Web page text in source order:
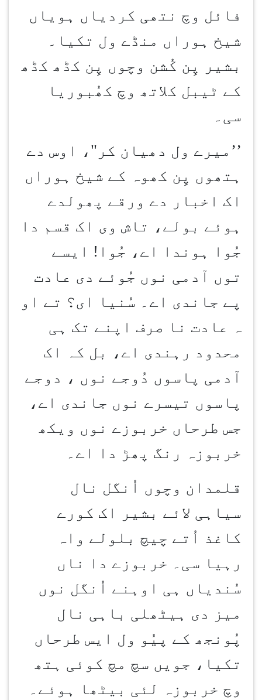
فائل وچ نتھی کردیاں ہویاں
شیخ ہوراں منڈے ول تکیا۔
بشیر پِن کُشن وچوں پِن کڈھ کڈھ
کے ٹیبل کلاتھ وچ کھُبوریا
سی۔
’’ میرے ول دھیان کر"، اوس دے
ہتھوں پِن کھوہ کے شیخ ہوراں
اک اخبار دے ورقے پھولدے
ہوئے بولے، تاش وی اک قسم دا
جُوا ہوندا اے، جُوا! ایسے
توں آدمی نوں جُوئے دی عادت
پے جاندی اے۔ سُنیا ای؟ تے او
ہ عادت نا صرف اپنے تک ہی
محدود رہندی اے، بل کہ اک
آدمی پاسوں دُوجے نوں ، دوجے
پاسوں تیسرے نوں جاندی اے،
جس طرحاں خربوزے نوں ویکھ
خربوزہ رنگ پھڑ دا اے۔
قلمدان وچوں اُنگل نال
سیاہی لائے بشیر اک کورے
کاغذ اُتے چیچ بلولے واہ
رہیا سی۔ خربوزے دا ناں
سُندیاں ہی اوہنے اُنگل نوں
میز دی ہیٹھلی باہی نال
پُونجھ کے پیُو ول ایس طرحاں
تکیا، جویں سچ مچ کوئی ہتھ
وچ خربوزہ لئی بیٹھا ہوئے۔